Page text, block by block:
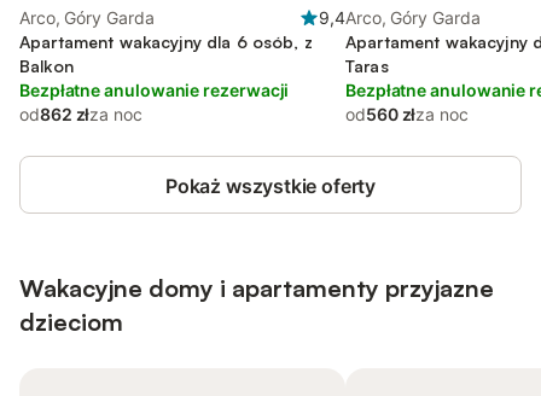
Arco, Góry Garda
9,4
Apartament wakacyjny dla 6 osób, z
Balkon
Bezpłatne anulowanie rezerwacji
od862 złza noc
Arco, Góry Garda
Apartament wakacyjny
Taras
Bezpłatne anulowanie
od560 złza noc
Pokaż wszystkie oferty
Wakacyjne domy i apartamenty przyjazne
dzieciom